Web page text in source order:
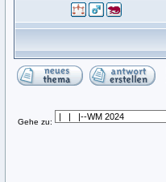
Gehe zu: